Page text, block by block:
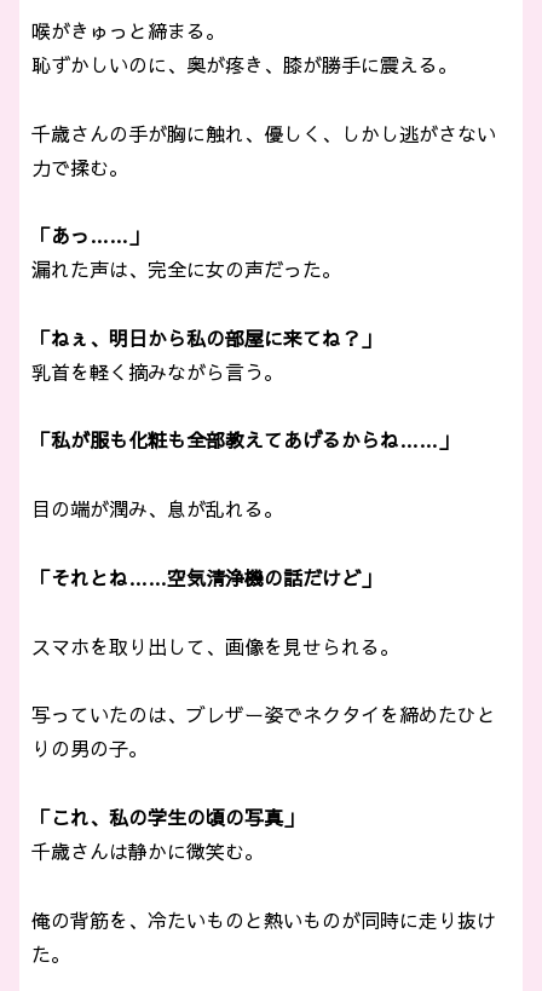
喉がきゅっと締まる。
恥ずかしいのに、奥が疼き、膝が勝手に震える。
千歳さんの手が胸に触れ、優しく、しかし逃がさない
力で揉む。
「あっ……」
漏れた声は、完全に女の声だった。
「ねぇ、明日から私の部屋に来てね？」
乳首を軽く摘みながら言う。
「私が服も化粧も全部教えてあげるからね……」
目の端が潤み、息が乱れる。
「それとね……空気清浄機の話だけど」
スマホを取り出して、画像を見せられる。
写っていたのは、ブレザー姿でネクタイを締めたひと
りの男の子。
「これ、私の学生の頃の写真」
千歳さんは静かに微笑む。
俺の背筋を、冷たいものと熱いものが同時に走り抜け
た。